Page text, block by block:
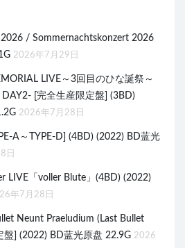
/ Sommernachtskonzert 2026
2026年7月29日
LIVE～3回目のひな誕祭～
[完全生産限定盤] (3BD)
2026年7月28日
A～TYPE-D] (4BD) (2022) BD蓝光
日
LIVE「voller Blute」(4BD) (2022)
年7月28日
Neunt Praeludium (Last Bullet
盤] (2022) BD蓝光原盘 22.9G 2026